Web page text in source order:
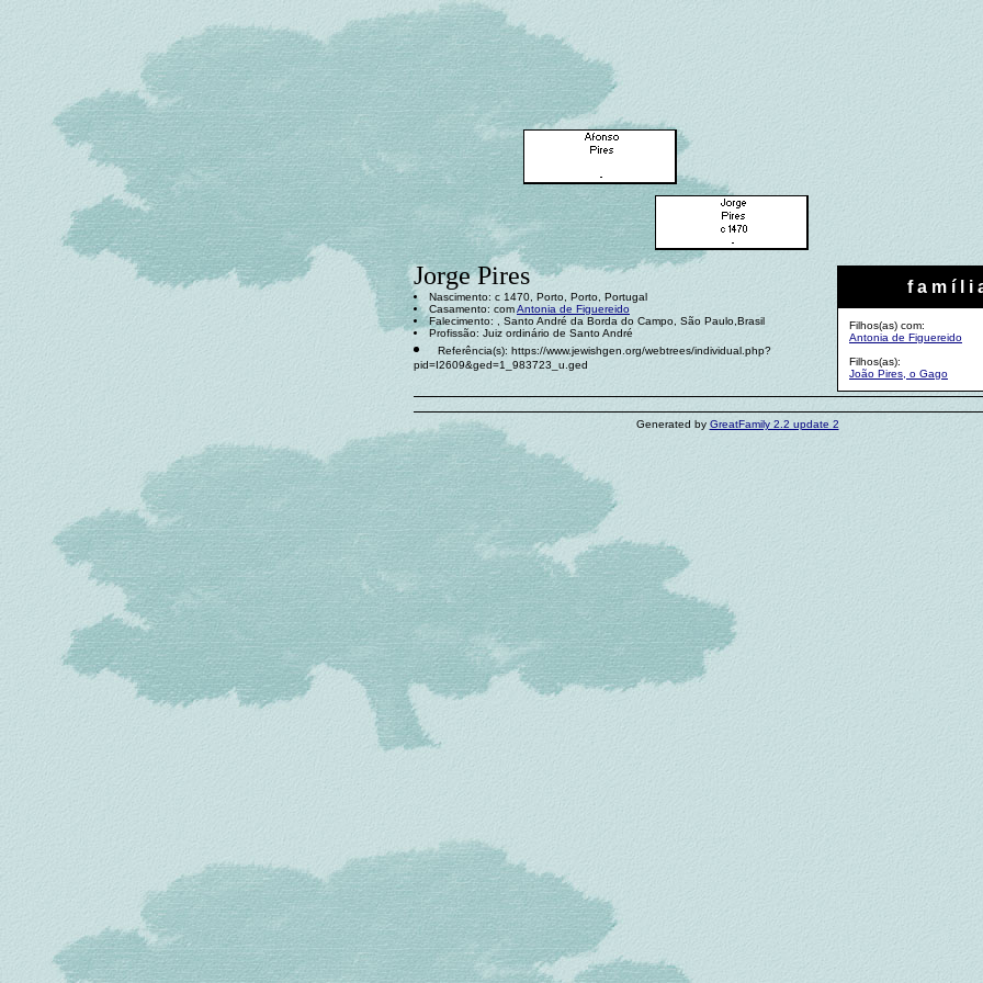
f a m í l i
Filhos(as) com:
Antonia de Figuereido
Filhos(as):
João Pires, o Gago
Jorge Pires
Nascimento: c 1470, Porto, Porto, Portugal
Casamento: comAntonia de Figuereido
Falecimento: , Santo André da Borda do Campo, São Paulo,Brasil
Profissão: Juiz ordinário de Santo André
Referência(s): https://www.jewishgen.org/webtrees/individual.php?
pid=I2609&ged=1_983723_u.ged
Generated by GreatFamily 2.2 update 2